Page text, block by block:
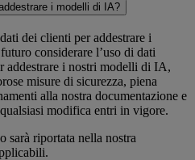
i modelli di IA?
dei clienti per addestrare i
considerare l’uso di dati
addestrare i nostri modelli di IA,
misure di sicurezza, piena
alla nostra documentazione e
modifica entri in vigore.
sarà riportata nella nostra